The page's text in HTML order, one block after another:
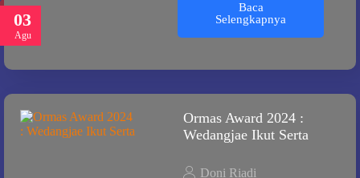
03
Agu
Baca
Selengkapnya
Ormas Award 2024 :
Wedangjae Ikut Serta
Doni Riadi